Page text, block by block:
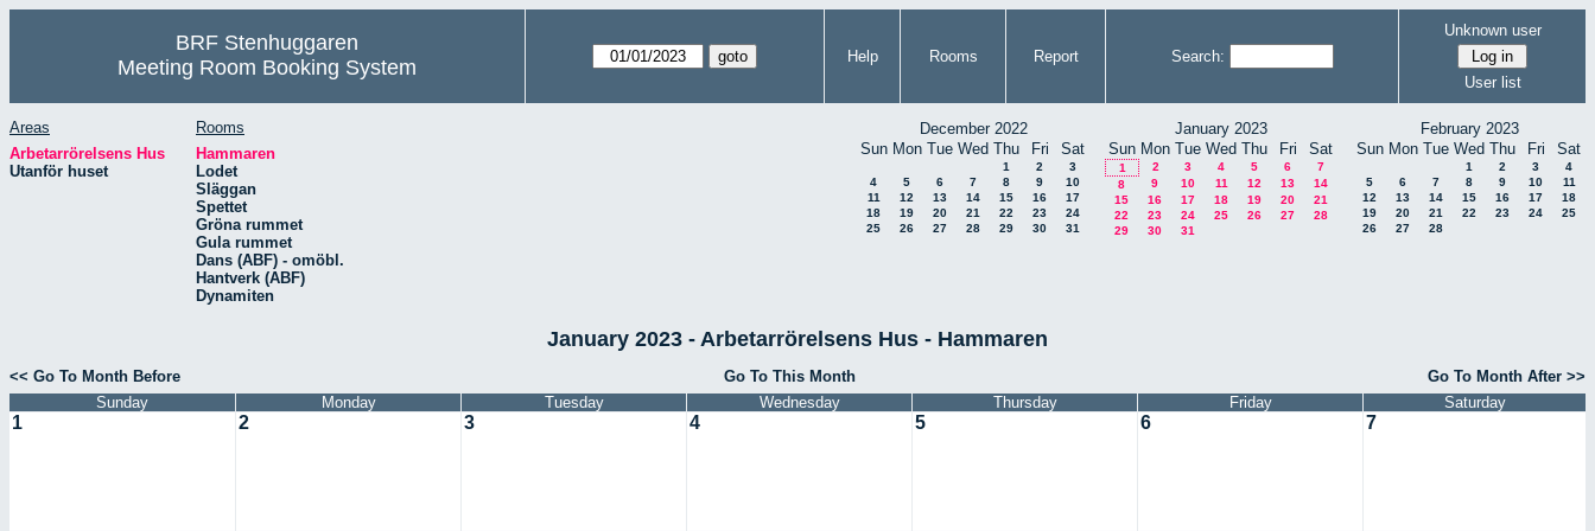
BRF Stenhuggaren
Meeting Room Booking System
Help Rooms Report Search:
Unknown user
User list
Areas
Arbetarrörelsens Hus
Utanför huset
Rooms
Hammaren
Lodet
Släggan
Spettet
Gröna rummet
Gula rummet
Dans (ABF) - omöbl.
Hantverk (ABF)
Dynamiten
December 2022
Sun Mon Tue Wed Thu Fri Sat
1 2
3
4
5 6 7 8 9
10
11
12 13 14 15 16
17
18
19 20 21 22 23
24
25
26 27 28 29 30 31
January 2023
Sun Mon Tue Wed Thu Fri Sat
1 2 3 4 5 6
7
8
9 10 11 12 13
14
15
16 17 18 19 20
21
22
23 24 25 26 27
28
29
30 31
February 2023
Sun Mon Tue Wed Thu Fri Sat
1 2 3
4
5
6 7 8 9 10
11
12
13 14 15 16 17
18
19
20 21 22 23 24
25
26
27 28
January 2023 - Arbetarrörelsens Hus - Hammaren
<< Go To Month Before Go To This Month
Go To Month After >>
Sunday
Monday Tuesday Wednesday Thursday Friday Saturday
1 2 3 4 5 6 7